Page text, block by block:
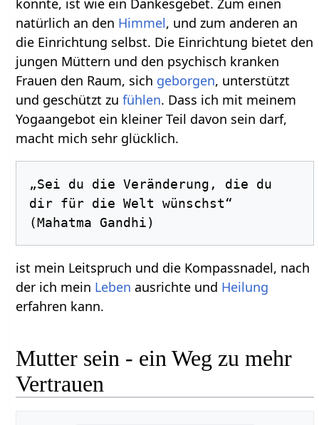
konnte, ist wie ein Dankesgebet. Zum einen
natürlich an den Himmel, und zum anderen an
die Einrichtung selbst. Die Einrichtung bietet den
jungen Müttern und den psychisch kranken
Frauen den Raum, sich geborgen, unterstützt
und geschützt zufühlen. Dass ich mit meinem
Yogaangebot ein kleiner Teil davon sein darf,
macht mich sehr glücklich.
„Sei du die Veränderung, die du
dir für die Welt wünschst“
ist mein Leitspruch und die Kompassnadel, nach
der ich mein Leben ausrichte und Heilung
erfahren kann.
Mutter sein - ein Weg zu mehr
Vertrauen